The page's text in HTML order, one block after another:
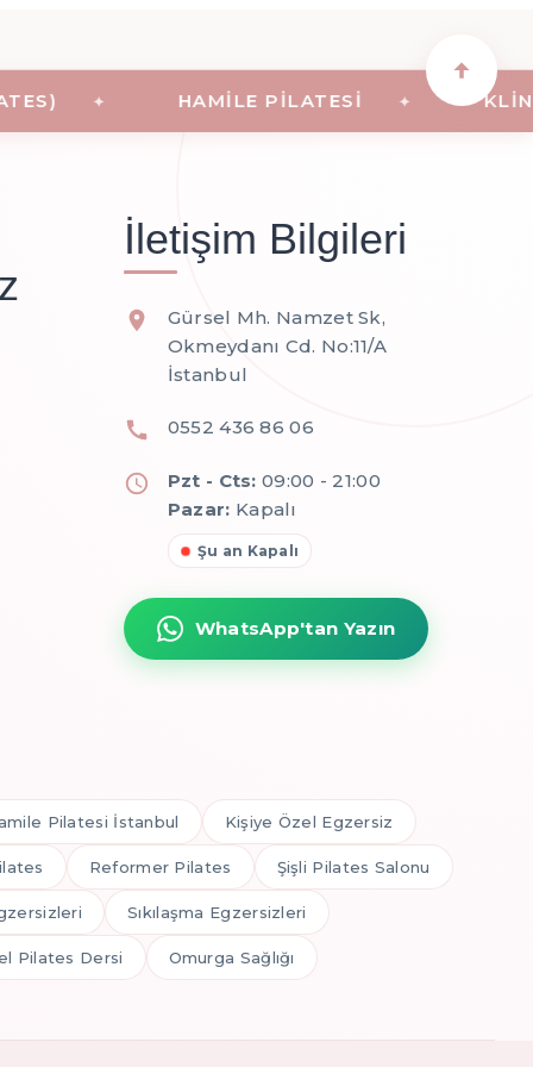
HAMILE PILATESI KLINIK
İletişim Bilgileri
Gürsel Mh. Namzet Sk,
Okmeydanı Cd. No:11/A
İstanbul
0552 436 86 06
Pzt - Cts: 09:00 - 21:00
Pazar: Kapalı
Şu an Kapalı
WhatsApp'tan Yazın
Pilatesi İstanbul Kişiye Özel Egzersiz
Reformer Pilates Şişli Pilates Salonu
Sıkılaşma Egzersizleri
Pilates Dersi Omurga Sağlığı